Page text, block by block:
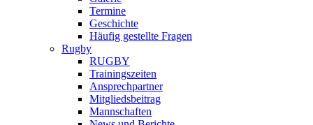
Termine
Geschichte
Häufig gestellte Fragen
Rugby
RUGBY
Trainingszeiten
Ansprechpartner
Mitgliedsbeitrag
Mannschaften